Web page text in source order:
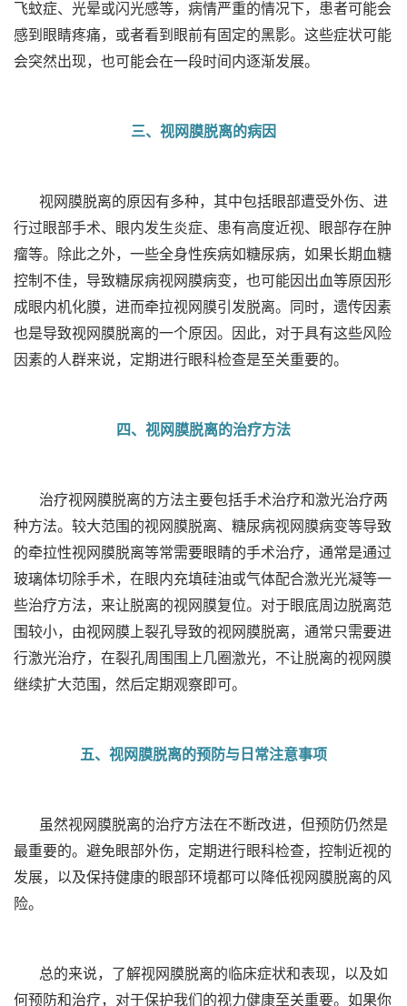
飞蚊症、光晕或闪光感等，病情严重的情况下，患者可能会
感到眼睛疼痛，或者看到眼前有固定的黑影。这些症状可能
会突然出现，也可能会在一段时间内逐渐发展。
三、视网膜脱离的病因
视网膜脱离的原因有多种，其中包括眼部遭受外伤、进
行过眼部手术、眼内发生炎症、患有高度近视、眼部存在肿
瘤等。除此之外，一些全身性疾病如糖尿病，如果长期血糖
控制不佳，导致糖尿病视网膜病变，也可能因出血等原因形
成眼内机化膜，进而牵拉视网膜引发脱离。同时，遗传因素
也是导致视网膜脱离的一个原因。因此，对于具有这些风险
因素的人群来说，定期进行眼科检查是至关重要的。
四、视网膜脱离的治疗方法
治疗视网膜脱离的方法主要包括手术治疗和激光治疗两
种方法。较大范围的视网膜脱离、糖尿病视网膜病变等导致
的牵拉性视网膜脱离等常需要眼睛的手术治疗，通常是通过
玻璃体切除手术，在眼内充填硅油或气体配合激光光凝等一
些治疗方法，来让脱离的视网膜复位。对于眼底周边脱离范
围较小，由视网膜上裂孔导致的视网膜脱离，通常只需要进
行激光治疗，在裂孔周围围上几圈激光，不让脱离的视网膜
继续扩大范围，然后定期观察即可。
五、视网膜脱离的预防与日常注意事项
虽然视网膜脱离的治疗方法在不断改进，但预防仍然是
最重要的。避免眼部外伤，定期进行眼科检查，控制近视的
发展，以及保持健康的眼部环境都可以降低视网膜脱离的风
险。
总的来说，了解视网膜脱离的临床症状和表现，以及如
何预防和治疗，对于保护我们的视力健康至关重要。如果你